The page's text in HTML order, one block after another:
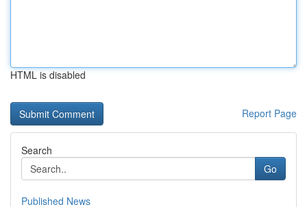
HTML is disabled
Report Page
Search
Go
Published News